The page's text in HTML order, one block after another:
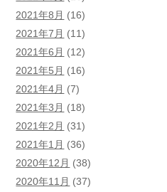
2021年8月 (16)
2021年7月 (11)
2021年6月 (12)
2021年5月 (16)
2021年4月 (7)
2021年3月 (18)
2021年2月 (31)
2021年1月 (36)
2020年12月 (38)
2020年11月 (37)